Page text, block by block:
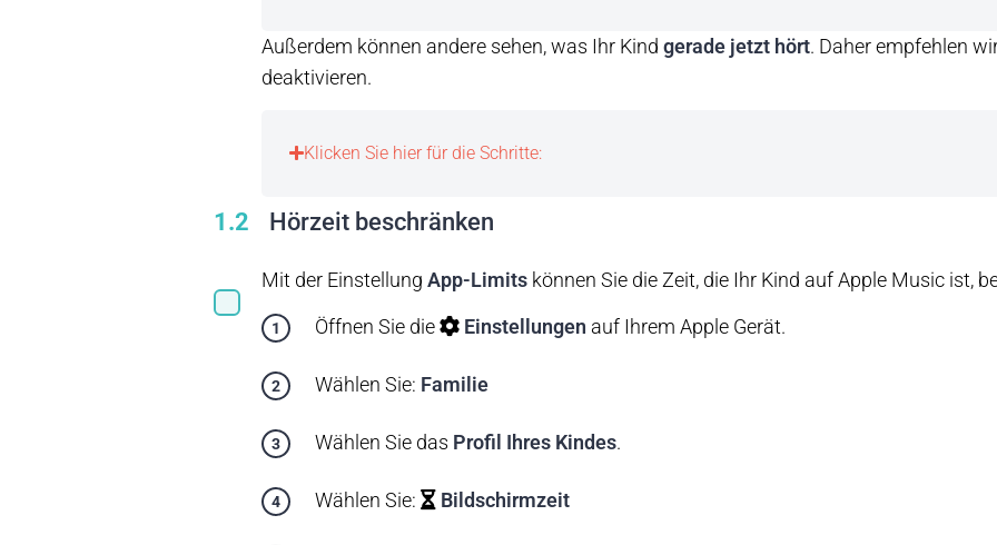
Außerdem können andere sehen, was Ihr Kind gerade jetzt hört. Daher empfehlen
deaktivieren.
Klicken Sie hier für die Schritte:
1.2 Hörzeit beschränken
Mit der Einstellung App-Limits können Sie die Zeit, die Ihr Kind auf Apple Music ist,
Öffnen Sie die Einstellungen auf Ihrem Apple Gerät.
Wählen Sie: Familie
Wählen Sie das Profil Ihres Kindes.
Wählen Sie: Bildschirmzeit